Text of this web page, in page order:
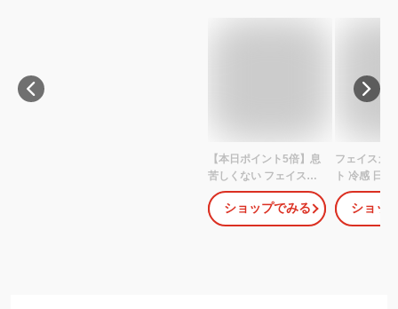
【本日ポイント5倍】息
苦しくない フェイスカ
バーB型【男性サイズ】
フェイスマスク UVマス
ク 首まで メンズ スポー
ショップでみる
フェイスカ
ト 冷感 日
自転車 ラン
イスマスク
クガード 紫
ショッ